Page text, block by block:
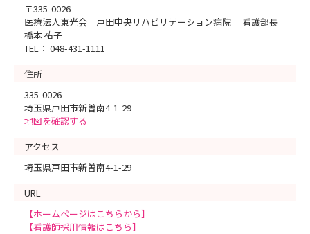
〒335-0026
医療法人東光会 戸田中央リハビリテーション病院 看護部長
橋本 祐子
TEL： 048-431-1111
住所
335-0026
埼玉県戸田市新曽南4-1-29
地図を確認する
アクセス
埼玉県戸田市新曽南4-1-29
URL
【ホームページはこちらから】
【看護師採用情報はこちら】